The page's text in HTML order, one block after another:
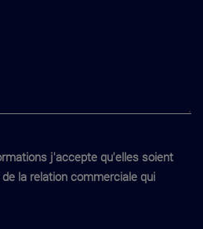
j'accepte qu'elles soient
la relation commerciale qui